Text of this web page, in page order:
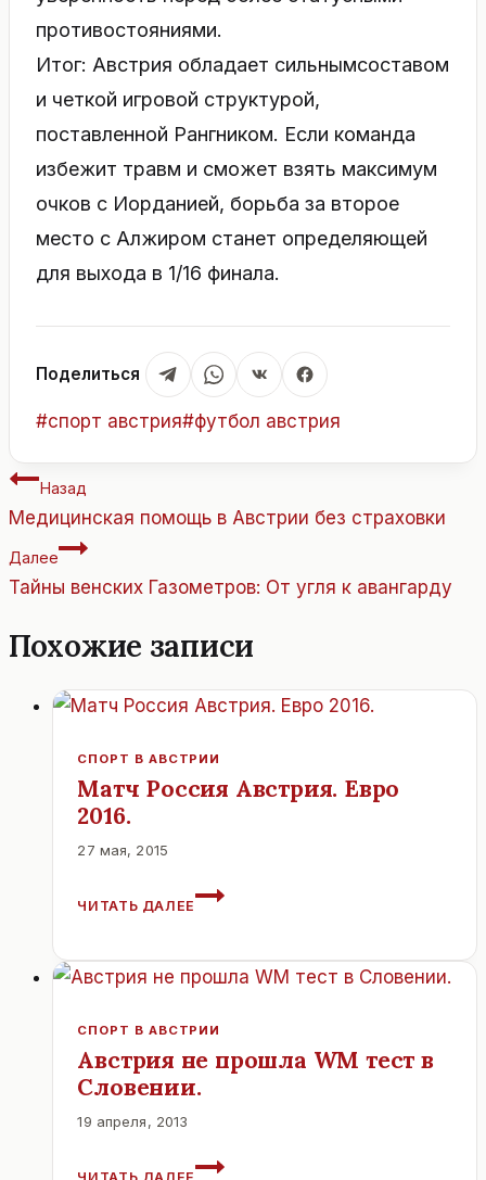
противостояниями.
Итог: Австрия обладает сильнымсоставом
и четкой игровой структурой,
поставленной Рангником. Если команда
избежит травм и сможет взять максимум
очков с Иорданией, борьба за второе
место с Алжиром станет определяющей
для выхода в 1/16 финала.
Поделиться
Метки
#спорт австрия#футбол австрия
Навигация
по
записям
Назад
Медицинская помощь в Австрии без страховки
Далее
Тайны венских Газометров: От угля к авангарду
Похожие записи
СПОРТ В АВСТРИИ
Матч Россия Австрия. Евро
2016.
27 мая, 2015
ЧИТАТЬ ДАЛЕЕ
МАТЧ
ЕВРО
2016.
СПОРТ В АВСТРИИ
Австрия не прошла WM тест в
Словении.
19 апреля, 2013
АВСТРИЯ